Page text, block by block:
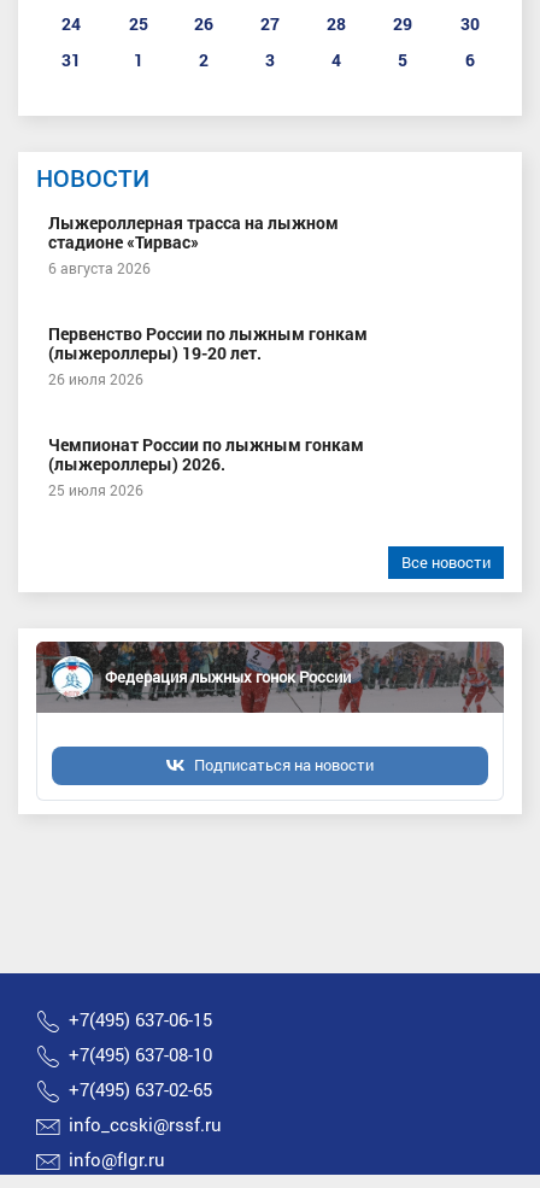
24
25 26 27 28 29
30
31
1 2 3 4 5 6
НОВОСТИ
Лыжероллерная трасса на лыжном
стадионе «Тирвас»
6 августа 2026
Первенство России по лыжным гонкам
(лыжероллеры) 19-20 лет.
26 июля 2026
Чемпионат России по лыжным гонкам
(лыжероллеры) 2026.
25 июля 2026
Все новости
Федерация лыжных гонок России
Подписаться на новости
+7(495) 637-06-15
+7(495) 637-08-10
+7(495) 637-02-65
info_ccski@rssf.ru
info@flgr.ru